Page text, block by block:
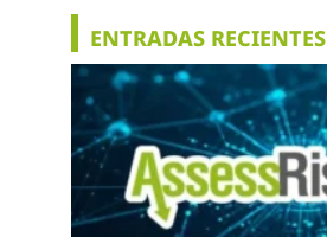
ENTRADAS RECIENTES